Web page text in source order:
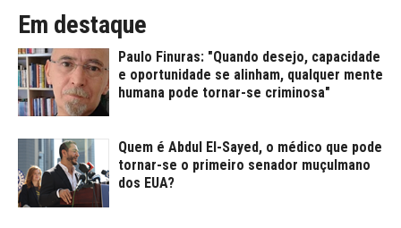
Em destaque
Paulo Finuras: "Quando desejo, capacidade
e oportunidade se alinham, qualquer mente
humana pode tornar-se criminosa"
Quem é Abdul El-Sayed, o médico que pode
tornar-se o primeiro senador muçulmano
dos EUA?